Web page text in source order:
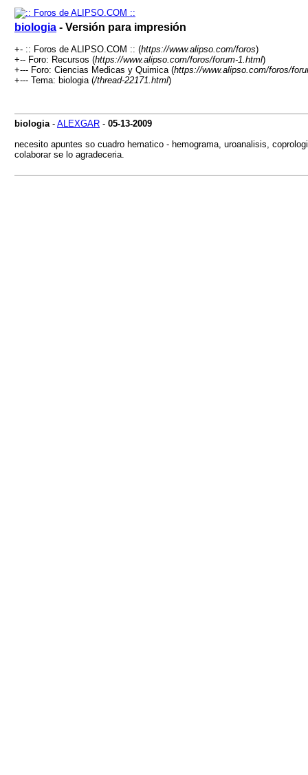
biologia - Versión para impresión
+- :: Foros de ALIPSO.COM :: (https://www.alipso.com/foros)
+-- Foro: Recursos (https://www.alipso.com/foros/forum-1.html)
+--- Foro: Ciencias Medicas y Quimica (https://www.alipso.com/foros/
+--- Tema: biologia (/thread-22171.html)
biologia- ALEXGAR - 05-13-2009
necesito apuntes so cuadro hematico - hemograma, uroanalisis,
colaborar se lo agradeceria.